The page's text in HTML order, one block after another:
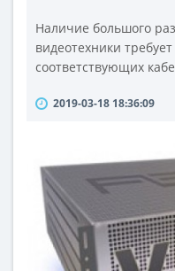
Наличие большого
видеотехники
соответствующих
современным
продукции. Изделия
высокой
воздействиям,
2019-03-18 18:36:09